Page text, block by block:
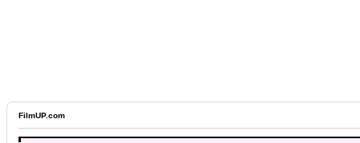
FilmUP.com